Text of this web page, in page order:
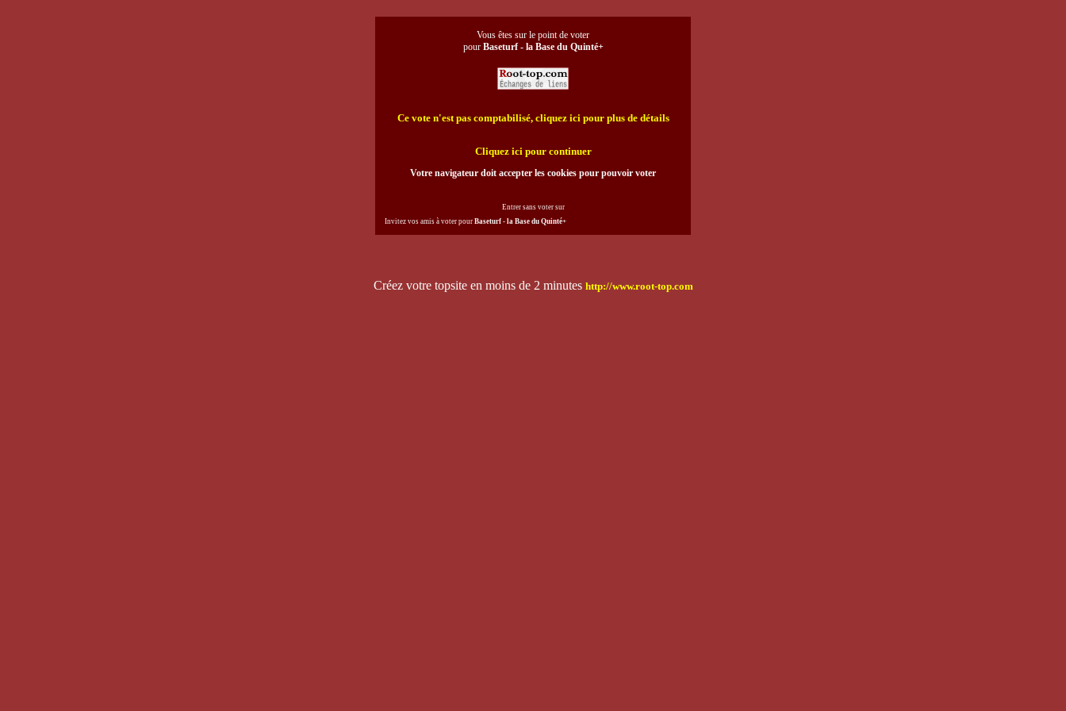
Vous êtes sur le point de voter
pour Baseturf - la Base du Quinté+
Ce vote n'est pas comptabilisé, cliquez ici pour plus de détails
Cliquez ici pour continuer
Votre navigateur doit accepter les cookies pour pouvoir voter
Entrer sans voter sur
Invitez vos amis à voter pour Baseturf - la Base du Quinté+
Créez votre topsite en moins de 2 minutes http://www.root-top.com